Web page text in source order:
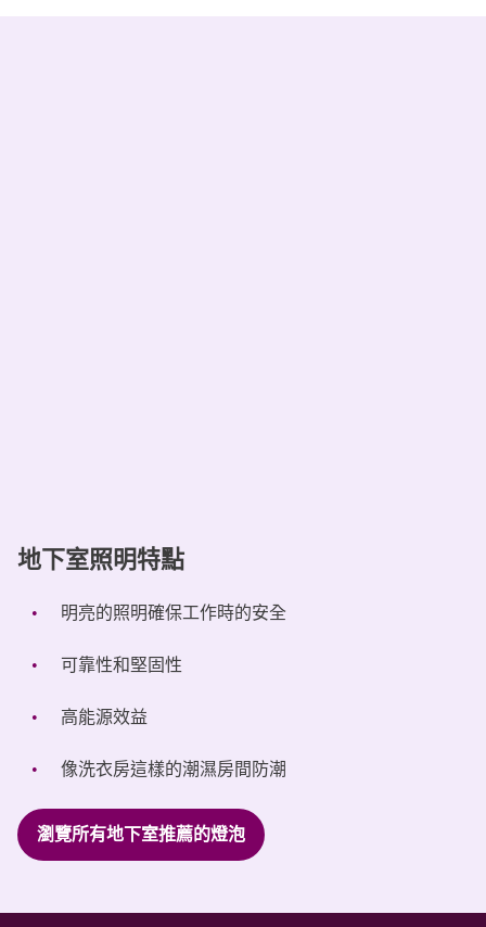
地下室照明特點
明亮的照明確保工作時的安全
可靠性和堅固性
高能源效益
像洗衣房這樣的潮濕房間防潮
瀏覽所有地下室推薦的燈泡